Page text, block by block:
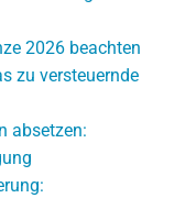
2026 beachten
zu versteuernde
absetzen: